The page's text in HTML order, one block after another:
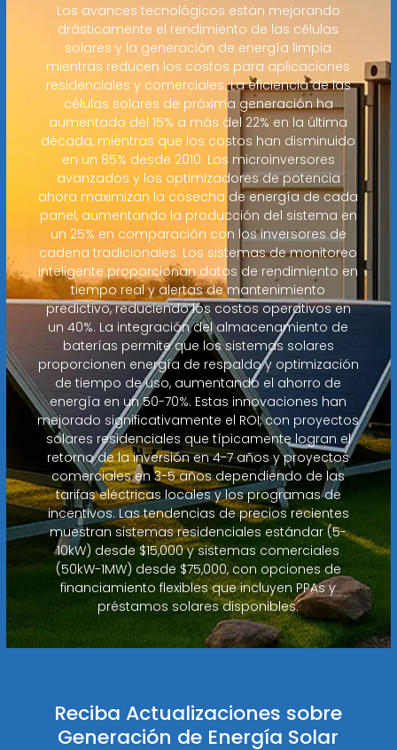
Los avances tecnológicos están mejorando
drásticamente el rendimiento de las células
solares y la generación de energía limpia
mientras reducen los costos para aplicaciones
residenciales y comerciales. La eficiencia de las
células solares de próxima generación ha
aumentado del 15% a más del 22% en la última
década, mientras que los costos han disminuido
en un 85% desde 2010. Los microinversores
avanzados y los optimizadores de potencia
ahora maximizan la cosecha de energía de cada
panel, aumentando la producción del sistema en
un 25% en comparación con los inversores de
cadena tradicionales. Los sistemas de monitoreo
inteligente proporcionan datos de rendimiento en
tiempo real y alertas de mantenimiento
predictivo, reduciendo los costos operativos en
un 40%. La integración del almacenamiento de
baterías permite que los sistemas solares
proporcionen energía de respaldo y optimización
de tiempo de uso, aumentando el ahorro de
energía en un 50-70%. Estas innovaciones han
mejorado significativamente el ROI, con proyectos
solares residenciales que típicamente logran el
retorno de la inversión en 4-7 años y proyectos
comerciales en 3-5 años dependiendo de las
tarifas eléctricas locales y los programas de
incentivos. Las tendencias de precios recientes
muestran sistemas residenciales estándar (5-
10kW) desde $15,000 y sistemas comerciales
(50kW-1MW) desde $75,000, con opciones de
financiamiento flexibles que incluyen PPAs y
préstamos solares disponibles.
Reciba Actualizaciones sobre
Generación de Energía Solar